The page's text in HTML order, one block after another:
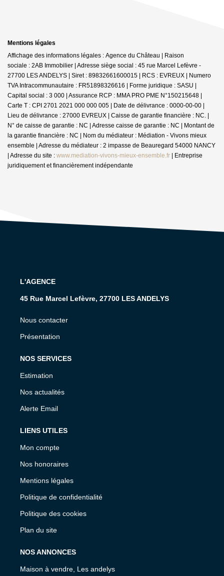
Mentions légales
Affichage des informations légales : Agence du Château | Raison
sociale : 2AB Immobilier | Adresse siège social : 45 rue Marcel Lefèvre -
27700 LES ANDELYS | Siret : 89832661600015 | RCS : EVREUX | Numero
TVA Intracommunautaire : FR51898326616 | Forme juridique : SASU |
Capital social : 3 000 | Assurance RCP : MMA PRO PME N°150215648 |
Carte T : CPI 2701 2021 000 000 005 | Date de délivrance : 0000-00-00 |
Lieu de délivrance : 27000 EVREUX | Caisse de garantie financière : NC. |
N° de caisse de garantie : NC | Adresse caisse de garantie : NC | Montant de
la garantie financière : NC | Nom du médiateur : Médiation - Vivons mieux
ensemble | Adresse du médiateur : 2 impasse de Beauregard 54000 NANCY
| Adresse du site : www.mediation-vivons-mieux-ensemble.fr | Entreprise
juridiquement et financièrement indépendante
L'AGENCE
45 Rue Marcel Lefèvre, 27700 LES ANDELYS
Nous contacter
Présentation
NOS SERVICES
Estimation
Nos actualités
Alerte Email
LIENS UTILES
Mon compte
Nos honoraires
Mentions légales
Politique de confidentialité
Politique des cookies
Plan du site
NOS ANNONCES
Maison à vendre, Les andelys